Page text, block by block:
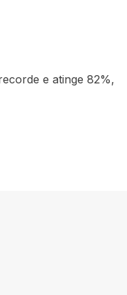
e atinge 82%,